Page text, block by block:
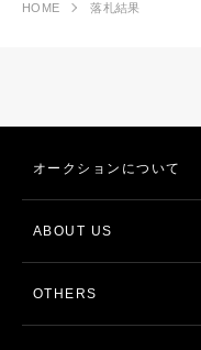
HOME 落札結果
オークションについて
ABOUT US
OTHERS